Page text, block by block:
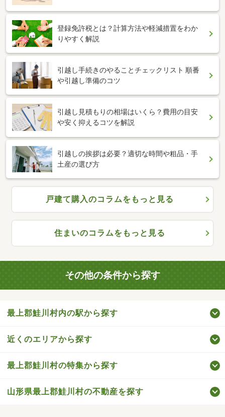
登録免許税とは？計算方法や軽減措置をわか
りやすく解説
引越し手続きのやることチェックリスト 順番
や引越し準備のコツ
引越し見積もりの相場はいくら？費用の目安
や安く抑えるコツを解説
引越しの挨拶は必要？適切な時間や粗品・手
土産の選び方
戸建て購入のコラムをもっと見る
住まいのコラムをもっと見る
その他の条件から探す
最上郡鮭川村内の駅から探す
近くのエリアから探す
最上郡鮭川村の特集から探す
山形県最上郡鮭川村の不動産を探す